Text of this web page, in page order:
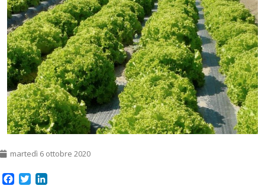
martedì 6 ottobre 2020
Facebook
Twitter